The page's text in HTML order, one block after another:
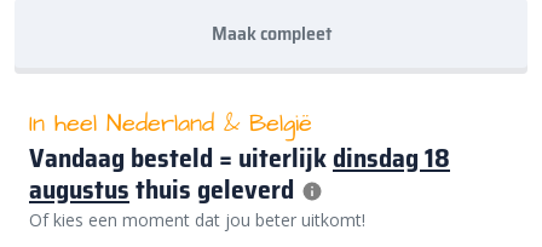
Maak compleet
In heel Nederland & België
Vandaag besteld = uiterlijkdinsdag 18
augustusthuis geleverd
Of kies een moment dat jou beter uitkomt!